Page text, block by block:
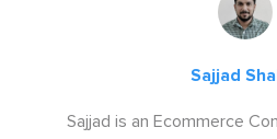
Sajjad
Sajjad is an Ecommerce